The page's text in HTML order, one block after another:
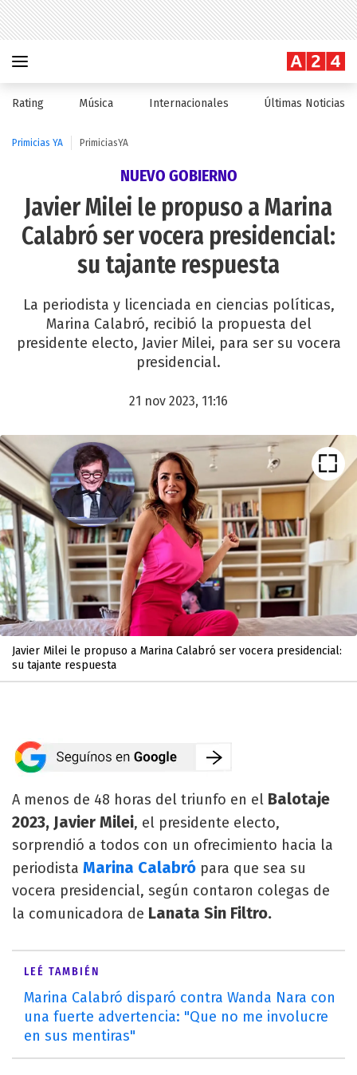
Rating Música Internacionales Últimas Noticias
Primicias YA PrimiciasYA
NUEVO GOBIERNO
Javier Milei le propuso a Marina
Calabró ser vocera presidencial:
su tajante respuesta
La periodista y licenciada en ciencias políticas,
Marina Calabró, recibió la propuesta del
presidente electo, Javier Milei, para ser su vocera
presidencial.
21 nov 2023, 11:16
Javier Milei le propuso a Marina Calabró ser vocera presidencial:
su tajante respuesta
A menos de 48 horas del triunfo en el Balotaje
2023, Javier Milei, el presidente electo,
sorprendió a todos con un ofrecimiento hacia la
periodista Marina Calabró para que sea su
vocera presidencial, según contaron colegas de
la comunicadora de Lanata Sin Filtro.
LEÉ TAMBIÉN
Marina Calabró disparó contra Wanda Nara con
una fuerte advertencia: "Que no me involucre
en sus mentiras"